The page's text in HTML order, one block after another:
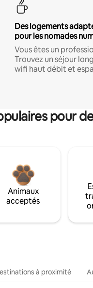
Des logements
pour les nomades
Vous êtes un
Trouvez un séjour
wifi haut débit et
pour
Animaux
acceptés
à proximité